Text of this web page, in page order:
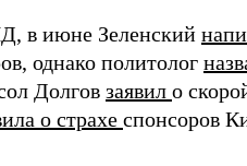
в июне Зеленский
однако политолог
Долгов заявил о
о страхе спонсоров